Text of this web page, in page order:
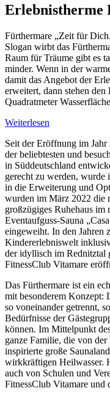
Erlebnistherme
Fürthermare „Zeit für
Slogan wirbt das
Raum für Träume gibt es
minder. Wenn in der
damit das Angebot der
erweitert, dann stehen den
Quadratmeter
Weiterlesen
Seit der Eröffnung im Jahr
der beliebtesten und
in Süddeutschland
gerecht zu werden, wurde
in die Erweiterung und
wurden im März 2022 die
großzügiges Ruhehaus
Eventaufguss-Sauna
eingeweiht. In den Jahren
Kindererlebniswelt
der idyllisch im Rednitztal
FitnessClub Vitamare
Das Fürthermare ist ein
mit besonderem Konzept:
so voneinander getrennt,
Bedürfnisse der
können. Im Mittelpunkt
ganze Familie, die von
inspirierte große
wirkkräftigen Heilwasser.
auch von Schulen und
FitnessClub Vitamare und